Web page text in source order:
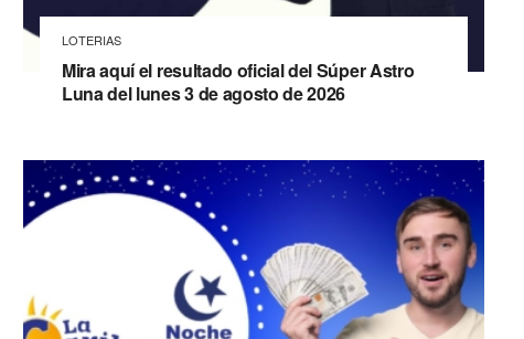
LOTERIAS
Mira aquí el resultado oficial del Súper Astro
Luna del lunes 3 de agosto de 2026